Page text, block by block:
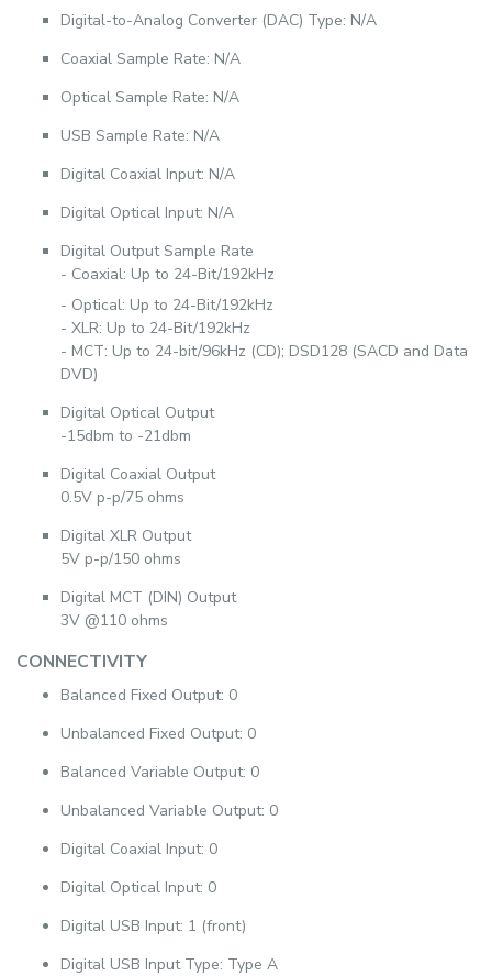
Digital-to-Analog Converter (DAC) Type: N/A
Coaxial Sample Rate: N/A
Optical Sample Rate: N/A
USB Sample Rate: N/A
Digital Coaxial Input: N/A
Digital Optical Input: N/A
Digital Output Sample Rate
- Coaxial: Up to 24-Bit/192kHz
- Optical: Up to 24-Bit/192kHz
- XLR: Up to 24-Bit/192kHz
- MCT: Up to 24-bit/96kHz (CD); DSD128 (SACD and Data
DVD)
Digital Optical Output
-15dbm to -21dbm
Digital Coaxial Output
0.5V p-p/75 ohms
Digital XLR Output
5V p-p/150 ohms
Digital MCT (DIN) Output
3V @110 ohms
CONNECTIVITY
Balanced Fixed Output: 0
Unbalanced Fixed Output: 0
Balanced Variable Output: 0
Unbalanced Variable Output: 0
Digital Coaxial Input: 0
Digital Optical Input: 0
Digital USB Input: 1 (front)
Digital USB Input Type: Type A